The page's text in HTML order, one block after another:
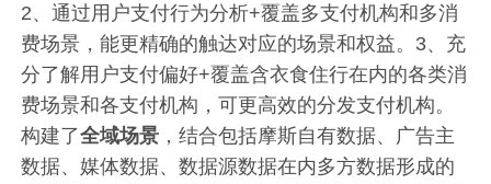
2、通过用户支付行为分析+覆盖多支付机构和多消
费场景，能更精确的触达对应的场景和权益。3、充
分了解用户支付偏好+覆盖含衣食住行在内的各类消
费场景和各支付机构，可更高效的分发支付机构。
构建了全域场景 ，结合包括摩斯自有数据、广告主
数据、媒体数据、数据源数据在内多方数据形成的